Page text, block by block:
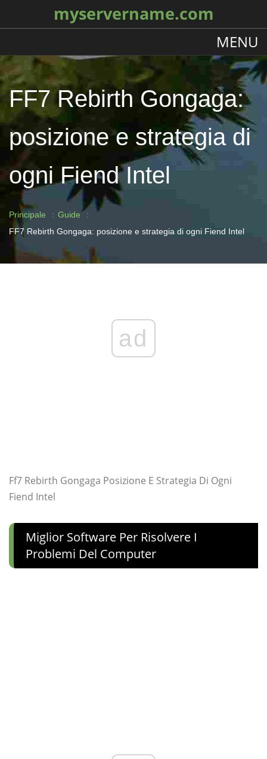
myservername.com
MENU
FF7 Rebirth Gongaga:
posizione e strategia di
ogni Fiend Intel
Principale
Guide
FF7 Rebirth Gongaga: posizione e strategia di ogni Fiend Intel
ad
Ff7 Rebirth Gongaga Posizione E Strategia Di Ogni
Fiend Intel
Miglior Software Per Risolvere I
Problemi Del Computer